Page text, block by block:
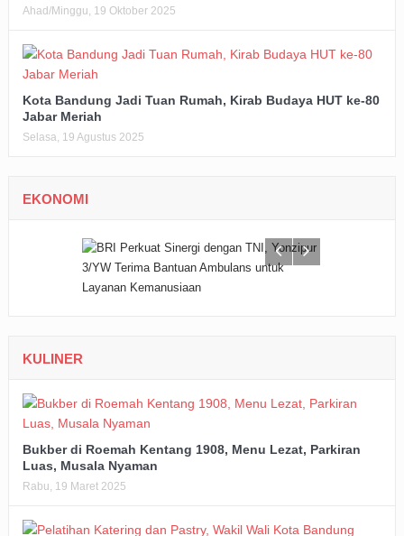
Ahad/Minggu, 19 Oktober 2025
Kota Bandung Jadi Tuan Rumah, Kirab Budaya HUT ke-80
Jabar Meriah
Selasa, 19 Agustus 2025
EKONOMI
KULINER
Bukber di Roemah Kentang 1908, Menu Lezat, Parkiran
Luas, Musala Nyaman
Rabu, 19 Maret 2025